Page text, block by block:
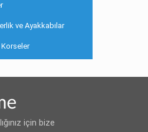
ve Ayakkabılar
için bize